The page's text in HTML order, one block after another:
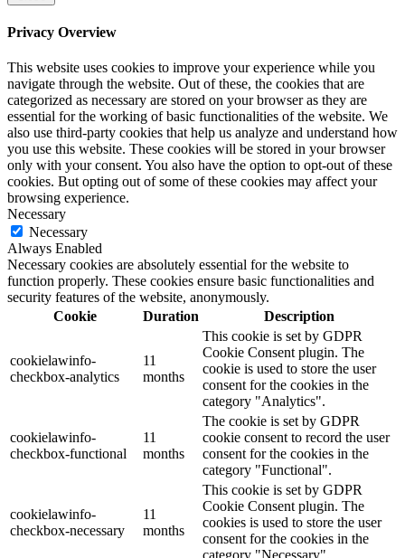
Privacy Overview
This website uses cookies to improve your experience while you
navigate through the website. Out of these, the cookies that are
categorized as necessary are stored on your browser as they are
essential for the working of basic functionalities of the website. We
also use third-party cookies that help us analyze and understand how
you use this website. These cookies will be stored in your browser
only with your consent. You also have the option to opt-out of these
cookies. But opting out of some of these cookies may affect your
browsing experience.
Necessary
Necessary
Always Enabled
Necessary cookies are absolutely essential for the website to
function properly. These cookies ensure basic functionalities and
security features of the website, anonymously.
Cookie
Duration Description
cookielawinfo-
checkbox-analytics
11
months
This cookie is set by GDPR
Cookie Consent plugin. The
cookie is used to store the user
consent for the cookies in the
category "Analytics".
cookielawinfo-
checkbox-functional
11
months
The cookie is set by GDPR
cookie consent to record the user
consent for the cookies in the
category "Functional".
cookielawinfo-
checkbox-necessary
11
months
This cookie is set by GDPR
Cookie Consent plugin. The
cookies is used to store the user
consent for the cookies in the